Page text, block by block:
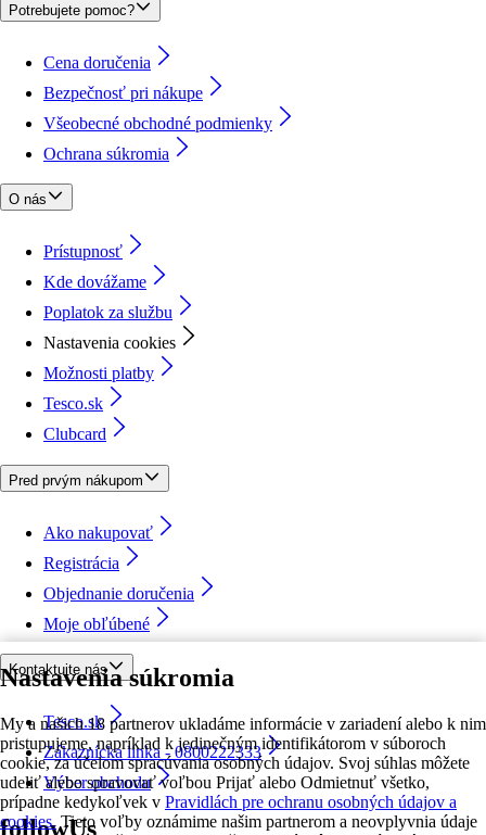
Nastavenia súkromia
My a našich 18 partnerov ukladáme informácie v zariadení alebo k nim
pristupujeme, napríklad k jedinečným identifikátorom v súboroch
cookie, za účelom spracúvania osobných údajov. Svoj súhlas môžete
udeliť alebo spravovať voľbou Prijať alebo Odmietnuť všetko,
prípadne kedykoľvek v Pravidlách pre ochranu osobných údajov a
cookies. Tieto voľby oznámime našim partnerom a neovplyvnia údaje
Potrebujete pomoc?
Cena doručenia
Bezpečnosť pri nákupe
Všeobecné obchodné podmienky
Ochrana súkromia
O nás
Prístupnosť
Kde dovážame
Poplatok za službu
Nastavenia cookies
Možnosti platby
Tesco.sk
Clubcard
Pred prvým nákupom
Ako nakupovať
Registrácia
Objednanie doručenia
Moje obľúbené
Kontaktujte nás
Tesco.sk
Zákaznícka linka - 0800222333
Výber obchodu
followUs